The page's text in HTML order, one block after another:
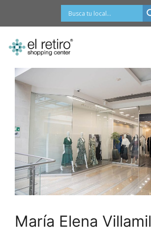
María Elena Villamil